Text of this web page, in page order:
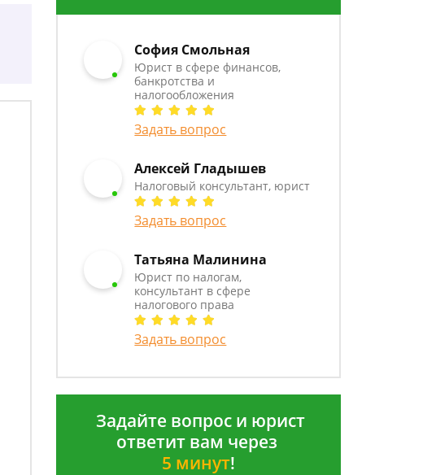
София Смольная
Юрист в сфере финансов,
банкротства и
налогообложения
Задать вопрос
Алексей Гладышев
Налоговый консультант, юрист
Задать вопрос
Татьяна Малинина
Юрист по налогам,
консультант в сфере
налогового права
Задать вопрос
Задайте вопрос и юрист
ответит вам через
5 минут!